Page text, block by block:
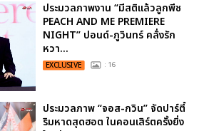
ประมวลภาพงาน “มีสติแล้วลูกพีช
PEACH AND ME PREMIERE
NIGHT” ปอนด์-ภูวินทร์ คลั่งรัก
หวา...
EXCLUSIVE : 16
ประมวลภาพ “จอส-กวิน” จัดปาร์ตี้
ริมหาดสุดฮอต ในคอนเสิร์ตครั้งยิ่ง